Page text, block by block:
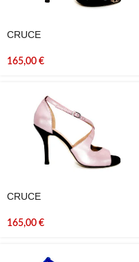
CRUCE
165,00 €
CRUCE
165,00 €